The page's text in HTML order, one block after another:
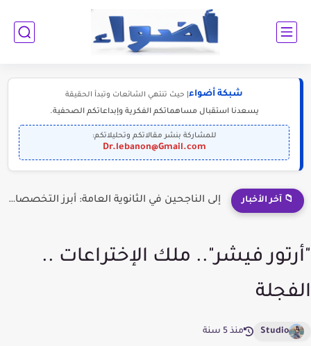
شبكة أضواء | حيث تنتهي الشائعات وتبدأ الحقيقة
يسعدنا استقبال مساهماتكم الفكرية وإبداعاتكم الصحفية.
للمشاركة بنشر مقالاتكم وتحليلاتكم:
Dr.lebanon@Gmail.com
📁 آخر الأخبار إلى الناجحين في الثانوية العامة: أبرز التخصصات المطلوبة للمستقبل (2030-2050)
"أرتور فيشر".. ملك الإختراعات ..
الفجلة
Studio منذ 5 سنة